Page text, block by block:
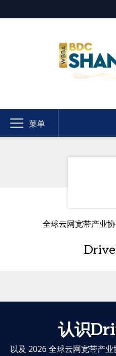
菜单
全球云网宽带产业
认识
以及 2026 全球云网宽带产